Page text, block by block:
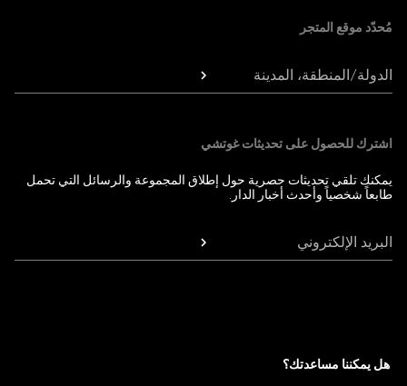
مُحدّد موقع المتجر
الدولة/المنطقة، المدينة
اشترك للحصول على تحديثات غوتشي
يمكنك تلقي تحديثات حصرية حول إطلاق المجموعة والرسائل التي تحمل
طابعاً شخصياً وأحدث أخبار الدار.
البريد الإلكتروني
هل يمكننا مساعدتك؟